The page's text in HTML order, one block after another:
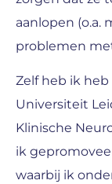
aanlopen (o.a.
problemen
Zelf heb ik
Universiteit
Klinische
ik
waarbij ik